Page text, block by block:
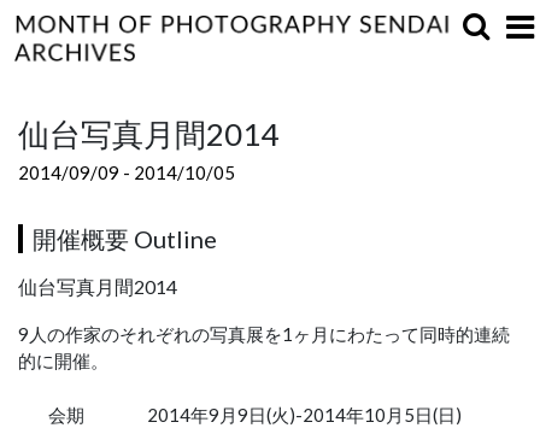
仙台写真月間2014
2014/09/09 - 2014/10/05
開催概要 Outline
仙台写真月間2014
9人の作家のそれぞれの写真展を1ヶ月にわたって同時的連続
的に開催。
会期 2014年9月9日(火)-2014年10月5日(日)